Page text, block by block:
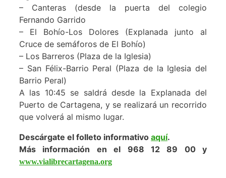
– Canteras (desde la puerta del colegio
Fernando Garrido
– El Bohío-Los Dolores (Explanada junto al
Cruce de semáforos de El Bohío)
– Los Barreros (Plaza de la Iglesia)
– San Félix-Barrio Peral (Plaza de la Iglesia del
Barrio Peral)
A las 10:45 se saldrá desde la Explanada del
Puerto de Cartagena, y se realizará un recorrido
que volverá al mismo lugar.
Descárgate el folleto informativo aquí.
Más información en el 968 12 89 00 y
www.vialibrecartagena.org